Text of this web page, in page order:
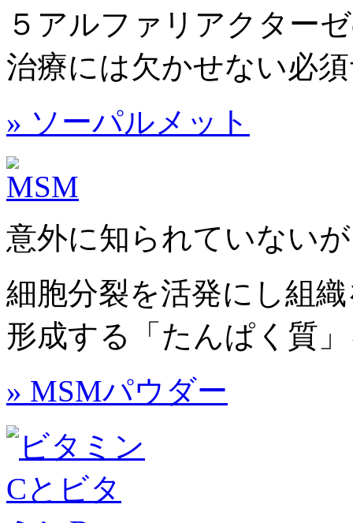
５アルファリアクター
治療には欠かせない必
» ソーパルメット
意外に知られていない
細胞分裂を活発にし組
形成する「たんぱく質
» MSMパウダー